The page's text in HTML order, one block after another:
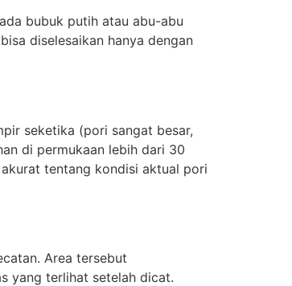
bubuk putih atau abu-abu
diselesaikan hanya dengan
seketika (pori sangat besar,
di permukaan lebih dari 30
tentang kondisi aktual pori
Area tersebut
yang terlihat setelah dicat.